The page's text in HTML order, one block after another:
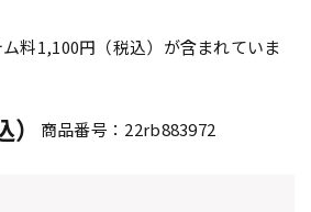
料1,100円（税込）が含まれていま
商品番号：22rb883972